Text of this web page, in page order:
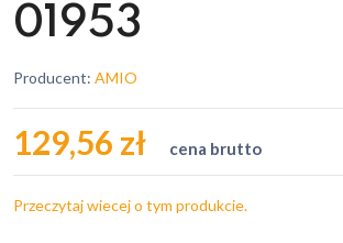
01953
Producent: AMIO
129,56 zł cena brutto
Przeczytaj wiecej o tym produkcie.